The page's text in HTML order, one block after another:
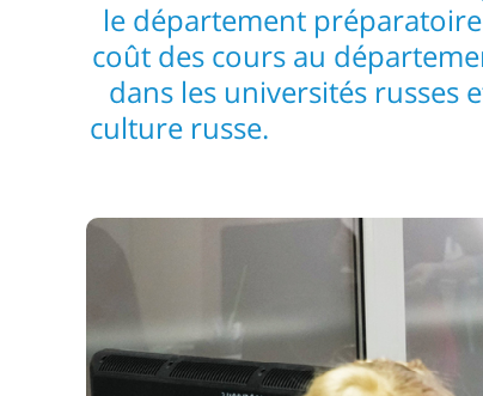
le département
coût des cours au
dans les universités russes
Admission
Les ressortissants étrangers ont
matières pour lesquelles ils ne